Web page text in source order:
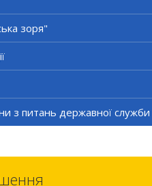
зоря"
з питань державної служби